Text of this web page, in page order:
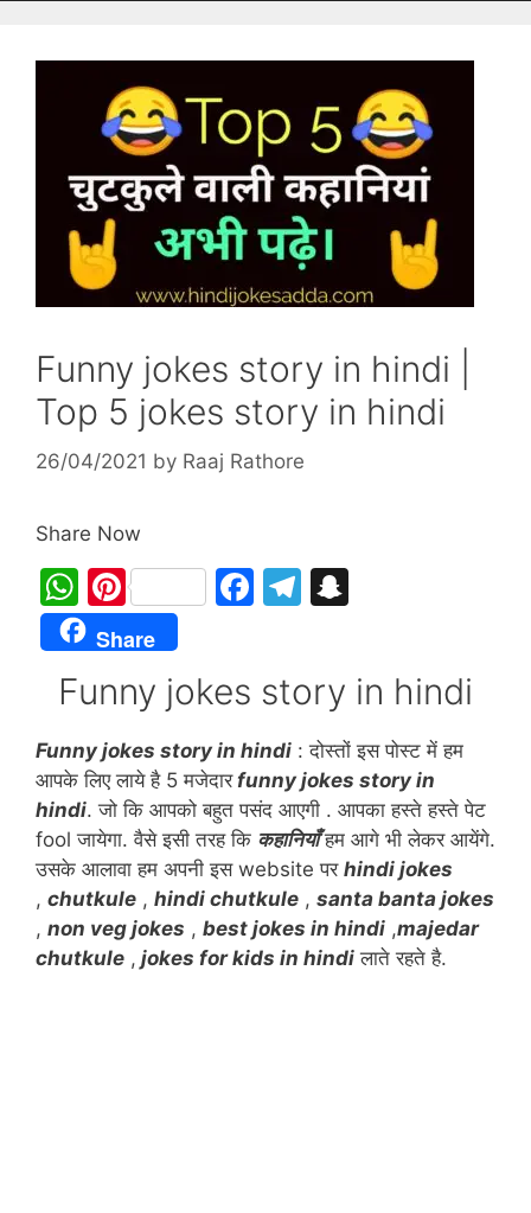
Funny jokes story in hindi |
Top 5 jokes story in hindi
26/04/2021 by Raaj Rathore
Share Now
W
h
at
s
A
p
p
Pi
nt
er
e
st
F
e
b
o
o
k
T
gr
a
m
p
c
h
at
Share
Funny jokes story in hindi
Funny jokes story in hindi : दोस्तों इस पोस्ट में हम
आपके लिए लाये है 5 मजेदारfunny jokes story in
hindi. जो कि आपको बहुत पसंद आएगी . आपका हस्ते हस्ते पेट
fool जायेगा. वैसे इसी तरह कि कहानियाँहम आगे भी लेकर आयेंगे.
उसके आलावा हम अपनी इस website पर hindi jokes
, chutkule , hindi chutkule , santa banta jokes
, non veg jokes , best jokes in hindi ,majedar
chutkule , jokes for kids in hindi लाते रहते है.